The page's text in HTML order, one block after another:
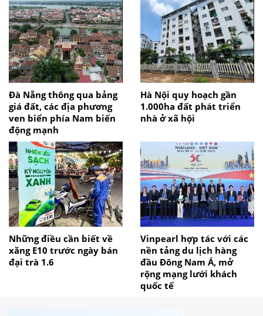
Đà Nẵng thông qua bảng
giá đất, các địa phương
ven biển phía Nam biến
động mạnh
Hà Nội quy hoạch gần
1.000ha đất phát triển
nhà ở xã hội
Những điều cần biết về
xăng E10 trước ngày bán
đại trà 1.6
Vinpearl hợp tác với các
nền tảng du lịch hàng
đầu Đông Nam Á, mở
rộng mạng lưới khách
quốc tế